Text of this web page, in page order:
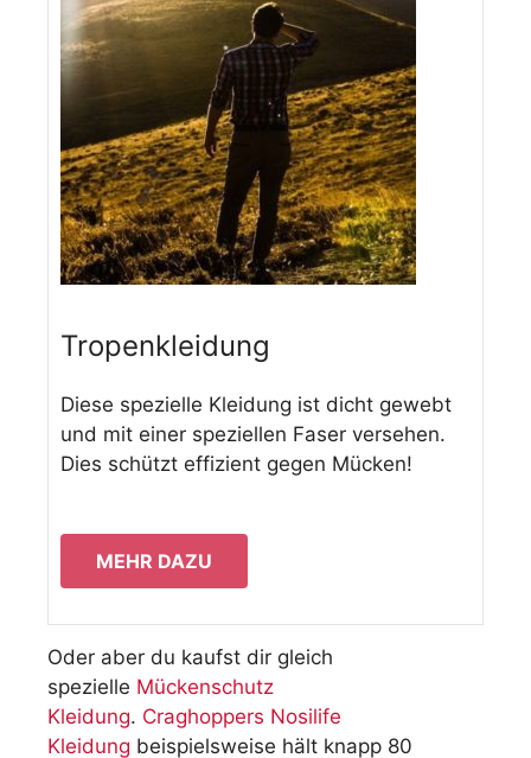
Tropenkleidung
Diese spezielle Kleidung ist dicht gewebt
und mit einer speziellen Faser versehen.
Dies schützt effizient gegen Mücken!
MEHR DAZU
Oder aber du kaufst dir gleich
spezielle Mückenschutz
Kleidung. Craghoppers Nosilife
Kleidung beispielsweise hält knapp 80